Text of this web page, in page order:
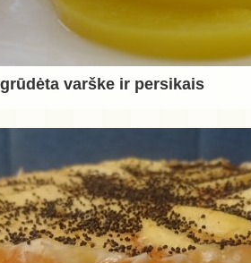
varške ir persikais